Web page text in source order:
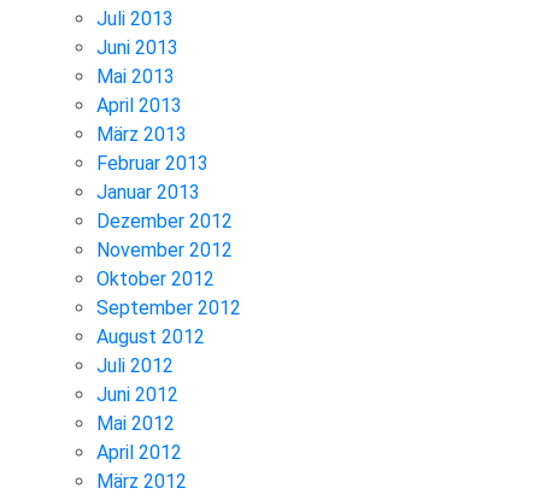
Juli 2013
Juni 2013
Mai 2013
April 2013
März 2013
Februar 2013
Januar 2013
Dezember 2012
November 2012
Oktober 2012
September 2012
August 2012
Juli 2012
Juni 2012
Mai 2012
April 2012
März 2012